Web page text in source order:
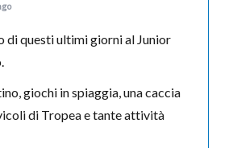
di questi ultimi giorni al Junior
giochi in spiaggia, una caccia
di Tropea e tante attività